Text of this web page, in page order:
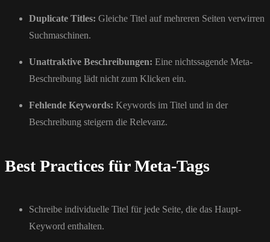
Duplicate Titles: Gleiche Titel auf mehreren Seiten verwirren
Suchmaschinen.
Unattraktive Beschreibungen: Eine nichtssagende Meta-
Beschreibung lädt nicht zum Klicken ein.
Fehlende Keywords: Keywords im Titel und in der
Beschreibung steigern die Relevanz.
Best Practices für Meta-Tags
Schreibe individuelle Titel für jede Seite, die das Haupt-
Keyword enthalten.